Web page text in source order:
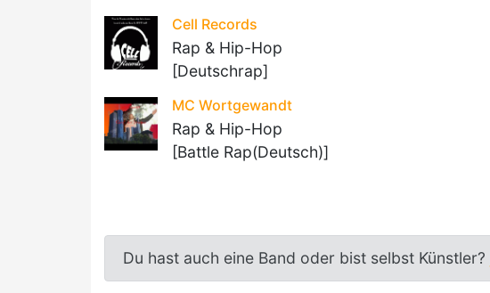
Cell Records
Rap & Hip-Hop
[Deutschrap]
MC Wortgewandt
Rap & Hip-Hop
[Battle Rap(Deutsch)]
Du hast auch eine Band oder bist selbst Künstler?